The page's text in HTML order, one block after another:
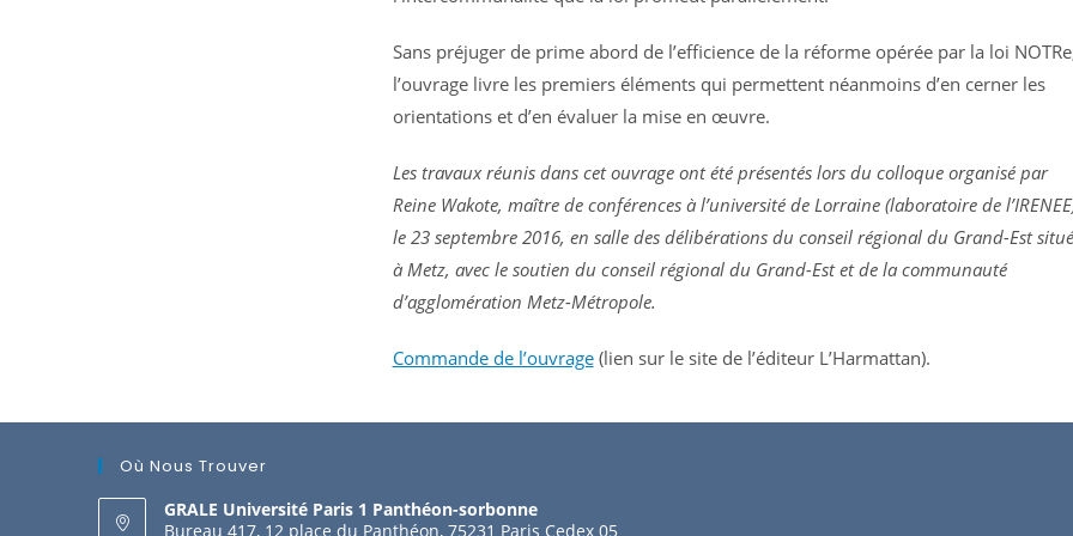
Sans préjuger de prime abord de l’efficience de la réforme opérée par la loi
l’ouvrage livre les premiers éléments qui permettent néanmoins d’en cerner les
orientations et d’en évaluer la mise en œuvre.
Les travaux réunis dans cet ouvrage ont été présentés lors du colloque organisé par
Reine Wakote, maître de conférences à l’université de Lorraine (laboratoire de
le 23 septembre 2016, en salle des délibérations du conseil régional du Grand-Est
à Metz, avec le soutien du conseil régional du Grand-Est et de la communauté
d’agglomération Metz-Métropole.
Commande de l’ouvrage(lien sur le site de l’éditeur L’Harmattan).
Où Nous Trouver
GRALE Université Paris 1 Panthéon-sorbonne
Bureau 417, 12 place du Panthéon, 75231 Paris Cedex 05